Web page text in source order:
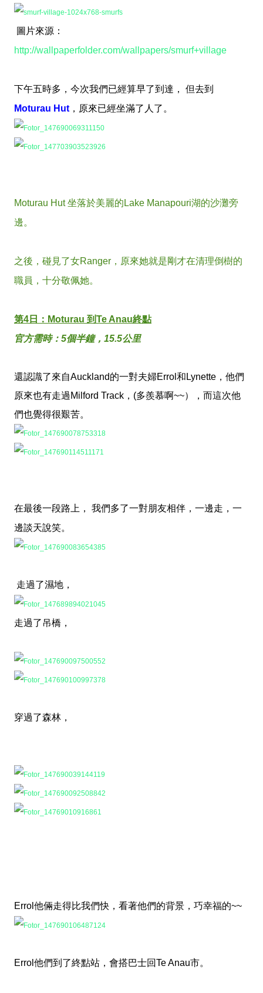
圖片來源：
http://wallpaperfolder.com/wallpapers/smurf+village
下午五時多，今次我們已經算早了到達， 但去到
Moturau Hut ，原來已經坐滿了人了。
Moturau Hut 坐落於美麗的Lake Manapouri湖的沙灘旁
邊。
之後，碰見了女Ranger，原來她就是剛才在清理倒樹的
職員，十分敬佩她。
第4日：Moturau 到Te Anau終點
官方需時：5個半鐘，15.5公里
還認識了來自Auckland的一對夫婦Errol和Lynette，他們
原來也有走過Milford Track，(多羨慕啊~~），而這次他
們也覺得很艱苦。
在最後一段路上， 我們多了一對朋友相伴，一邊走，一
邊談天說笑。
走過了濕地，
走過了吊橋，
穿過了森林，
Errol他倆走得比我們快，看著他們的背景，巧幸福的~~
Errol他們到了終點站，會搭巴士回Te Anau市。